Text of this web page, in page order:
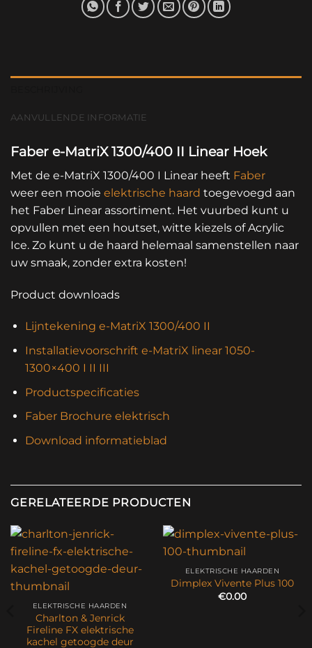
AANVULLENDE INFORMATIE
Faber e-MatriX 1300/400 II Linear Hoek
Met de e-MatriX 1300/400 I Linear heeft Faber
weer een mooie elektrische haard toegevoegd aan
het Faber Linear assortiment. Het vuurbed kunt u
opvullen met een houtset, witte kiezels of Acrylic
Ice. Zo kunt u de haard helemaal samenstellen naar
uw smaak, zonder extra kosten!
Product downloads
Lijntekening e-MatriX 1300/400 II
Installatievoorschrift e-MatriX linear 1050-
1300×400 I II III
Productspecificaties
Faber Brochure elektrisch
Download informatieblad
GERELATEERDE PRODUCTEN
ELEKTRISCHE HAARDEN
Charlton & Jenrick
Fireline FX elektrische
kachel getoogde deur
ELEKTRISCHE HAARDEN
Dimplex Vivente Plus 100
€0.00